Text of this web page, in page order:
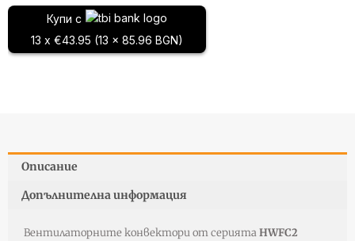
конвектори
високостенен
монтаж
Купи с
13 x €43.95 (13 x 85.96 BGN)
Описание
Допълнителна информация
Вентилаторните конвектори от сериятаHWFC2